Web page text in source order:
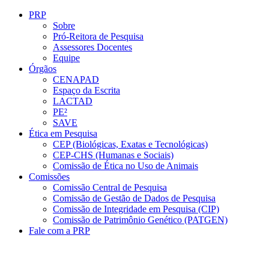
Conteúdo principal
PRP
Sobre
Pró-Reitora de Pesquisa
Assessores Docentes
Equipe
Órgãos
CENAPAD
Espaço da Escrita
LACTAD
PE²
SAVE
Ética em Pesquisa
CEP (Biológicas, Exatas e Tecnológicas)
CEP-CHS (Humanas e Sociais)
Comissão de Ética no Uso de Animais
Comissões
Comissão Central de Pesquisa
Comissão de Gestão de Dados de Pesquisa
Comissão de Integridade em Pesquisa (CIP)
Comissão de Patrimônio Genético (PATGEN)
Fale com a PRP